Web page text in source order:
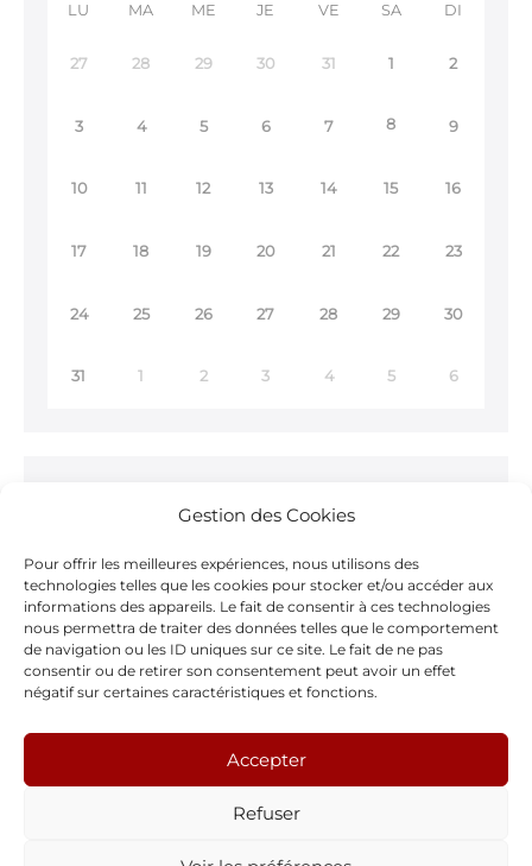
Gestion des Cookies
Pour offrir les meilleures expériences, nous utilisons des
technologies telles que les cookies pour stocker et/ou accéder aux
informations des appareils. Le fait de consentir à ces technologies
nous permettra de traiter des données telles que le comportement
de navigation ou les ID uniques sur ce site. Le fait de ne pas
consentir ou de retirer son consentement peut avoir un effet
négatif sur certaines caractéristiques et fonctions.
Accepter
Refuser
LU MA ME JE VE SA DI
27 28 29 30 31 1 2
3 4 5 6 7 8 9
10 11 12 13 14 15 16
17 18 19 20 21 22 23
24 25 26 27 28 29 30
31 1 2 3 4 5 6
Ne ratez rien !
Inscrivez-vous à notreNewsletter >
Notre page Facebook
a